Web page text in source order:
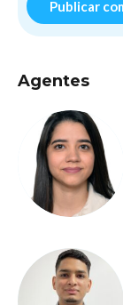
Agentes